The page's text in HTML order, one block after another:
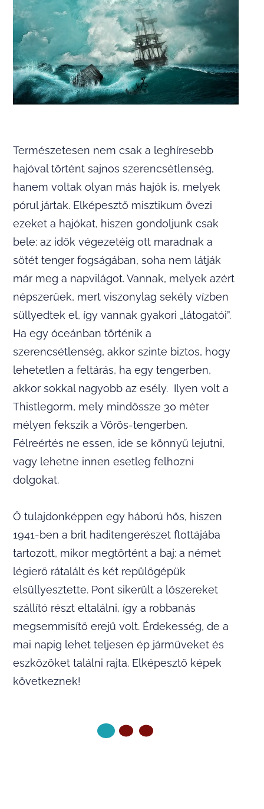
Természetesen nem csak a leghíresebb
hajóval történt sajnos szerencsétlenség,
hanem voltak olyan más hajók is, melyek
pórul jártak. Elképesztő misztikum övezi
ezeket a hajókat, hiszen gondoljunk csak
bele: az idők végezetéig ott maradnak a
sötét tenger fogságában, soha nem látják
már meg a napvilágot. Vannak, melyek azért
népszerűek, mert viszonylag sekély vízben
süllyedtek el, így vannak gyakori „látogatói”.
Ha egy óceánban történik a
szerencsétlenség, akkor szinte biztos, hogy
lehetetlen a feltárás, ha egy tengerben,
akkor sokkal nagyobb az esély. Ilyen volt a
Thistlegorm, mely mindössze 30 méter
mélyen fekszik a Vörös-tengerben.
Félreértés ne essen, ide se könnyű lejutni,
vagy lehetne innen esetleg felhozni
dolgokat.
Ő tulajdonképpen egy háború hős, hiszen
1941-ben a brit haditengerészet flottájába
tartozott, mikor megtörtént a baj: a német
légierő rátalált és két repülőgépük
elsüllyesztette. Pont sikerült a lőszereket
szállító részt eltalálni, így a robbanás
megsemmisítő erejű volt. Érdekesség, de a
mai napig lehet teljesen ép járműveket és
eszközöket találni rajta. Elképesztő képek
következnek!